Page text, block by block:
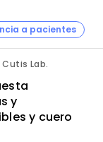
a pacientes
Lab.
y
y cuero